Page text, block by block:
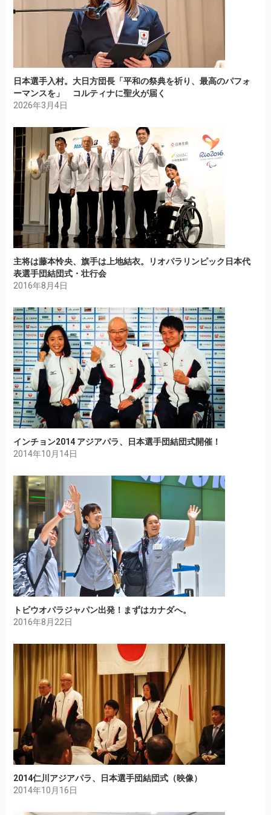
日本選手入村。大日方団長「平和の祭典を祈り、最高のパフォ
ーマンスを」 コルティナに聖火が届く
2026年3月4日
主将は藤本怜央、旗手は上地結衣。リオパラリンピック日本代
表選手団結団式・壮行会
2016年8月4日
インチョン2014 アジアパラ、日本選手団結団式開催！
2014年10月14日
トビウオパラジャパン出発！まずはカナダへ。
2016年8月22日
2014仁川アジアパラ、日本選手団結団式（映像）
2014年10月16日